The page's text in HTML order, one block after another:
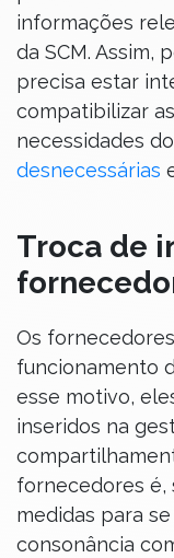
informações
da SCM. Assim,
precisa estar
compatibilizar
necessidades
desnecessárias
Troca de
Os
funcionamento
esse motivo,
inseridos na
fornecedores é,
medidas para
consonância